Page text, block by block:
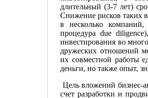
длительный (3-7 лет)
Снижение рисков таких
в несколько
процедура due
инвестирования во
дружеских отношений
их совместной работы
деньги, но также опыт,
Цель вложений бизнес-
счет разработки и